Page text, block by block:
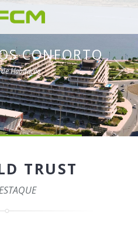
CONFORTO
Habitação
TRUST